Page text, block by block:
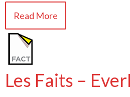
Read More
Les Faits –